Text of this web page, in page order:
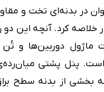
در بدنه‌ای تخت و
خلاصه کرد. آنچه این دو
ماژول دوربین‌ها و
۷ پرو است. پنل پشتی
بخشی از بدنه سطح